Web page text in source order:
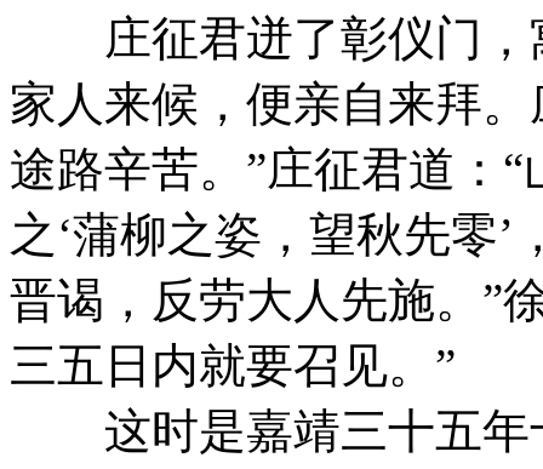
庄征君迸了彰仪门，
家人来候，便亲自来拜
途路辛苦。”庄征君道：
之‘蒲柳之姿，望秋先零
晋谒，反劳大人先施。”
三五日内就要召见。”
这时是嘉靖三十五年